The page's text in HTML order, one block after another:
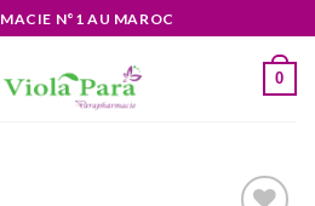
N°1 AU MAROC
0